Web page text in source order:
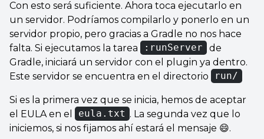
Con esto será suficiente. Ahora toca ejecutarlo en
un servidor. Podríamos compilarlo y ponerlo en un
servidor propio, pero gracias a Gradle no nos hace
falta. Si ejecutamos la tarea
:runServer
de
Gradle, iniciará un servidor con el plugin ya dentro.
Este servidor se encuentra en el directorio
run/
Si es la primera vez que se inicia, hemos de aceptar
el EULA en el
eula.txt . La segunda vez que lo
iniciemos, si nos fijamos ahí estará el mensaje 😄.